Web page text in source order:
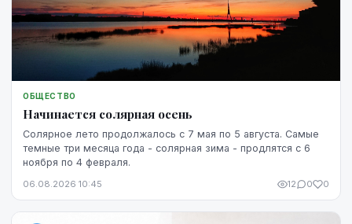
ОБЩЕСТВО
Начинается солярная осень
Солярное лето продолжалось с 7 мая по 5 августа. Самые
темные три месяца года - солярная зима - продлятся с 6
ноября по 4 февраля.
06.08.2026 10:45 12 0 0